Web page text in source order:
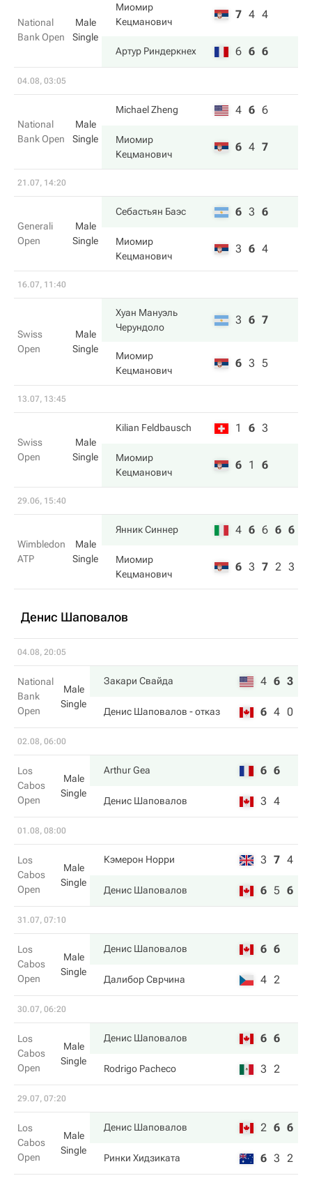
National
Bank Open
Male
Single
Миомир
Кецманович
7 4 4
Артур Риндеркнех 6 6 6
04.08, 03:05
National
Bank Open
Male
Single
Michael Zheng 4 6 6
Миомир
Кецманович
6 4 7
21.07, 14:20
Generali
Open
Male
Single
Себастьян Баэс 6 3 6
Миомир
Кецманович
3 6 4
16.07, 11:40
Swiss
Open
Male
Single
Хуан Мануэль
Черундоло
3 6 7
Миомир
Кецманович
6 3 5
13.07, 13:45
Swiss
Open
Male
Single
Kilian Feldbausch 1 6 3
Миомир
Кецманович
6 1 6
29.06, 15:40
Wimbledon
ATP
Male
Single
Янник Синнер 4 6 6 6 6
Миомир
Кецманович
6 3 7 2 3
Денис Шаповалов
04.08, 20:05
National
Bank
Open
Male
Single
Закари Свайда 4 6 3
Денис Шаповалов - отказ 6 4 0
02.08, 06:00
Los
Cabos
Open
Male
Single
Arthur Gea 6 6
Денис Шаповалов 3 4
01.08, 08:00
Los
Cabos
Open
Male
Single
Кэмерон Норри 3 7 4
Денис Шаповалов 6 5 6
31.07, 07:10
Los
Cabos
Open
Male
Single
Денис Шаповалов 6 6
Далибор Сврчина 4 2
30.07, 06:20
Los
Cabos
Open
Male
Single
Денис Шаповалов 6 6
Rodrigo Pacheco 3 2
29.07, 07:20
Los
Cabos
Open
Male
Single
Денис Шаповалов 2 6 6
Ринки Хидзиката 6 3 2